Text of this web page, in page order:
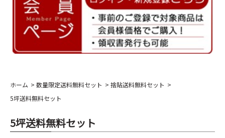
ホーム 数量限定送料無料セット
捨貼送料無料セット
5坪送料無料セット
5坪送料無料セット